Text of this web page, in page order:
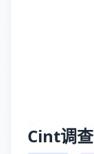
Cint调